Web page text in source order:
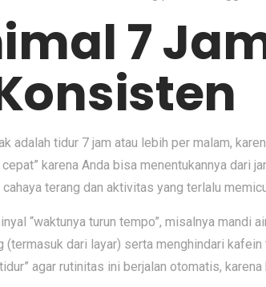
7
adalah tidur 7 jam atau lebih per malam,
karena Anda bisa menentukannya dari
terang dan aktivitas yang terlalu
“waktunya turun tempo”, misalnya mandi
(termasuk dari layar) serta menghindari
agar rutinitas ini berjalan otomatis,